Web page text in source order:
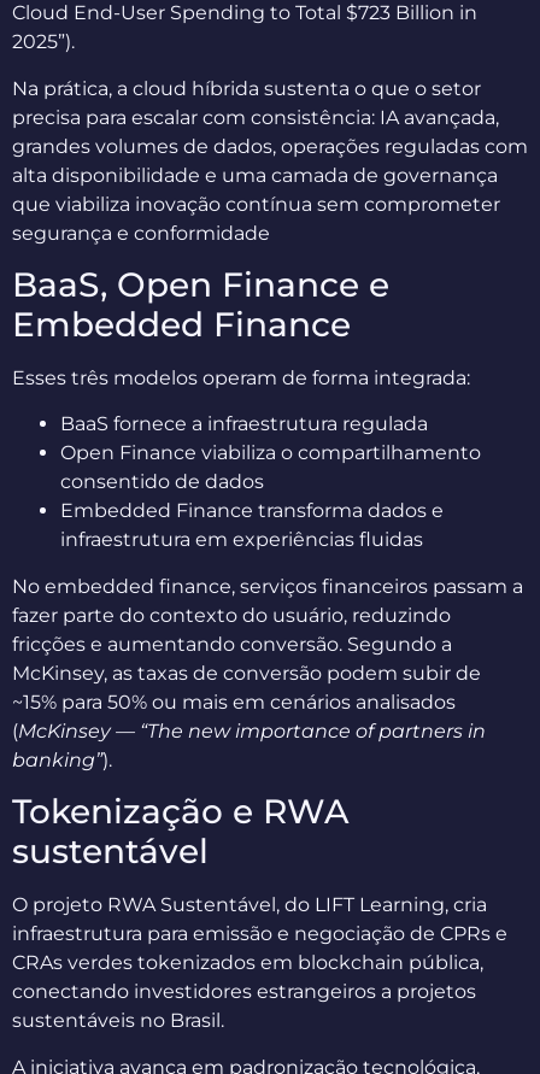
Cloud End-User Spending to Total $723 Billion in
2025”).
Na prática, a cloud híbrida sustenta o que o setor
precisa para escalar com consistência: IA avançada,
grandes volumes de dados, operações reguladas com
alta disponibilidade e uma camada de governança
que viabiliza inovação contínua sem comprometer
segurança e conformidade
BaaS, Open Finance e
Embedded Finance
Esses três modelos operam de forma integrada:
BaaS fornece a infraestrutura regulada
Open Finance viabiliza o compartilhamento
consentido de dados
Embedded Finance transforma dados e
infraestrutura em experiências fluidas
No embedded finance, serviços financeiros passam a
fazer parte do contexto do usuário, reduzindo
fricções e aumentando conversão. Segundo a
McKinsey, as taxas de conversão podem subir de
~15% para 50% ou mais em cenários analisados
(McKinsey — “The new importance of partners in
banking”).
Tokenização e RWA
sustentável
O projeto RWA Sustentável, do LIFT Learning, cria
infraestrutura para emissão e negociação de CPRs e
CRAs verdes tokenizados em blockchain pública,
conectando investidores estrangeiros a projetos
sustentáveis no Brasil.
A iniciativa avança em padronização tecnológica,